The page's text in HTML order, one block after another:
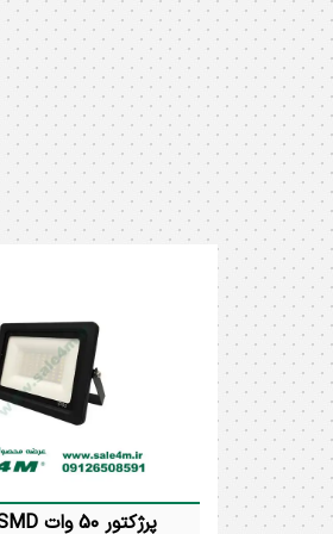
60 سانتیمتر ضمانت : 24 ماه
پرژکتور 50 وات SMD امگا 4M